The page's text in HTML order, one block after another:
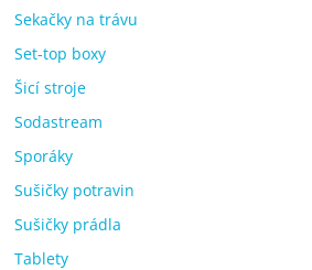
Sekačky na trávu
Set-top boxy
Šicí stroje
Sodastream
Sporáky
Sušičky potravin
Sušičky prádla
Tablety